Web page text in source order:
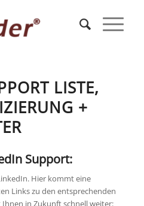
LISTE,
+
Support:
Hier kommt eine
Links zu den entsprechenden
in Zukunft schnell weiter: